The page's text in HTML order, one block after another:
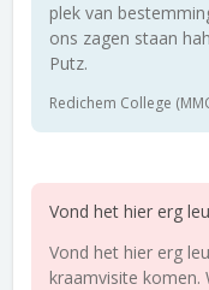
plek van
ons zagen staan
Putz.
Redichem College
Vond het hier erg
Vond het hier erg
kraamvisite komen.